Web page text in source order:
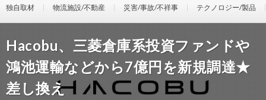
独自取材 物流施設/不動産 災害/事故/不祥事 テクノロジー/製品
Hacobu、三菱倉庫系投資ファンドや
鴻池運輸などから7億円を新規調達★
差し換え